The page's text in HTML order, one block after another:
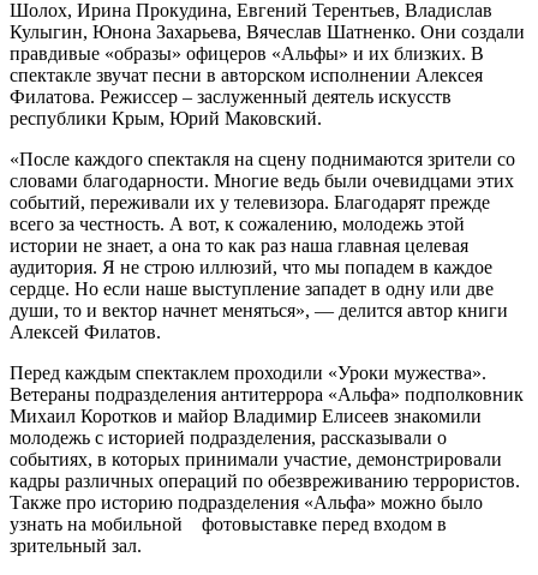
Шолох, Ирина Прокудина, Евгений Терентьев, Владислав
Кулыгин, Юнона Захарьева, Вячеслав Шатненко. Они создали
правдивые «образы» офицеров «Альфы» и их близких. В
спектакле звучат песни в авторском исполнении Алексея
Филатова. Режиссер – заслуженный деятель искусств
республики Крым, Юрий Маковский.
«После каждого спектакля на сцену поднимаются зрители со
словами благодарности. Многие ведь были очевидцами этих
событий, переживали их у телевизора. Благодарят прежде
всего за честность. А вот, к сожалению, молодежь этой
истории не знает, а она то как раз наша главная целевая
аудитория. Я не строю иллюзий, что мы попадем в каждое
сердце. Но если наше выступление западет в одну или две
души, то и вектор начнет меняться», — делится автор книги
Алексей Филатов.
Перед каждым спектаклем проходили «Уроки мужества».
Ветераны подразделения антитеррора «Альфа» подполковник
Михаил Коротков и майор Владимир Елисеев знакомили
молодежь с историей подразделения, рассказывали о
событиях, в которых принимали участие, демонстрировали
кадры различных операций по обезвреживанию террористов.
Также про историю подразделения «Альфа» можно было
узнать на мобильной фотовыставке перед входом в
зрительный зал.